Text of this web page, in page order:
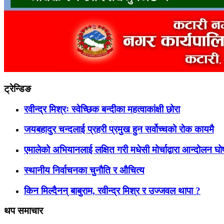
ट्रेन्डिङ
रवीन्द्र मिश्रः स्वेच्छिक बन्दीका महत्वाकांक्षी छोरा
जयबहादुर चन्दलाई प्रहरी प्रमुख हुन सर्वोच्चको रोक कायमै
एमालेको अभियानलाई लक्षित गरी मधेसी मोर्चाद्वारा आन्दोलन
स्थानीय निर्वाचनका चुनौति र औचित्य
किन मिल्दैनन् बाबुराम, रवीन्द्र मिश्र र उज्जवल थापा ?
थप समाचार